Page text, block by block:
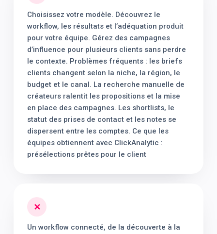
Choisissez votre modèle. Découvrez le
workflow, les résultats et l’adéquation produit
pour votre équipe. Gérez des campagnes
d’influence pour plusieurs clients sans perdre
le contexte. Problèmes fréquents : les briefs
clients changent selon la niche, la région, le
budget et le canal. La recherche manuelle de
créateurs ralentit les propositions et la mise
en place des campagnes. Les shortlists, le
statut des prises de contact et les notes se
dispersent entre les comptes. Ce que les
équipes obtiennent avec ClickAnalytic :
présélections prêtes pour le client
✕
Un workflow connecté, de la découverte à la